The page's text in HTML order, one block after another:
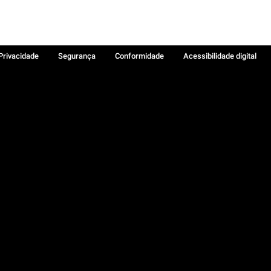
Segurança Conformidade
Acessibilidade digital